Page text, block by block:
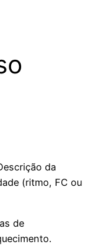
da
(ritmo, FC ou
de